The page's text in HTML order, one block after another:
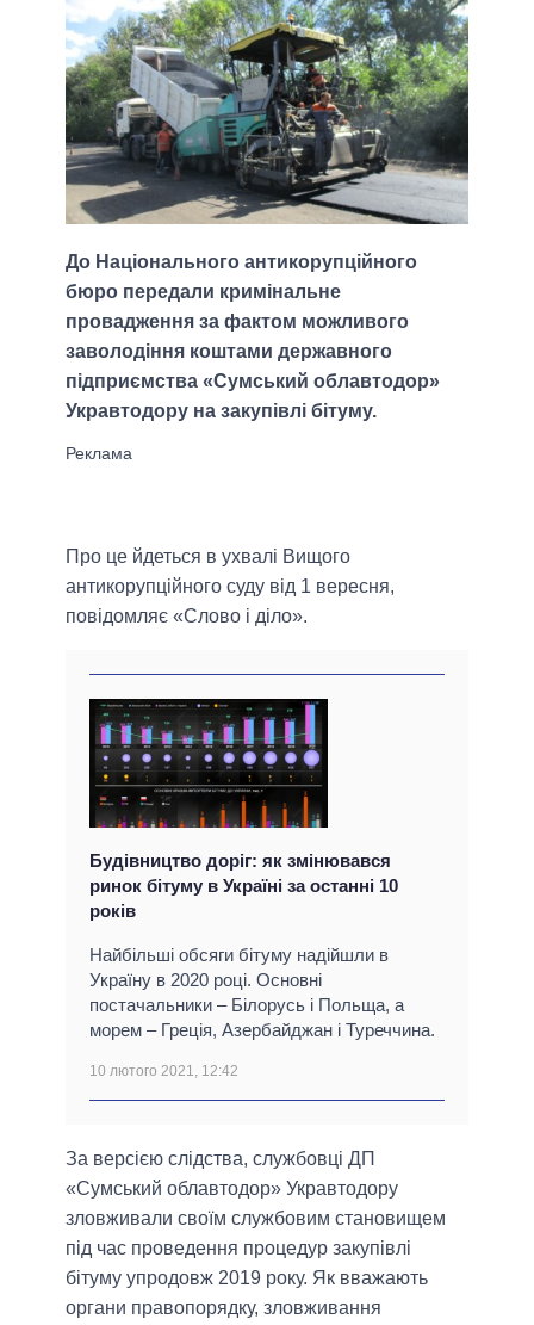
До Національного антикорупційного
бюро передали кримінальне
провадження за фактом можливого
заволодіння коштами державного
підприємства «Сумський облавтодор»
Укравтодору на закупівлі бітуму.
Про це йдеться в ухвалі Вищого
антикорупційного суду від 1 вересня,
повідомляє «Слово і діло».
Будівництво доріг: як змінювався
ринок бітуму в Україні за останні 10
років
Найбільші обсяги бітуму надійшли в
Україну в 2020 році. Основні
постачальники – Білорусь і Польща, а
морем – Греція, Азербайджан і Туреччина.
10 лютого 2021, 12:42
За версією слідства, службовці ДП
«Сумський облавтодор» Укравтодору
зловживали своїм службовим становищем
під час проведення процедур закупівлі
бітуму упродовж 2019 року. Як вважають
органи правопорядку, зловживання